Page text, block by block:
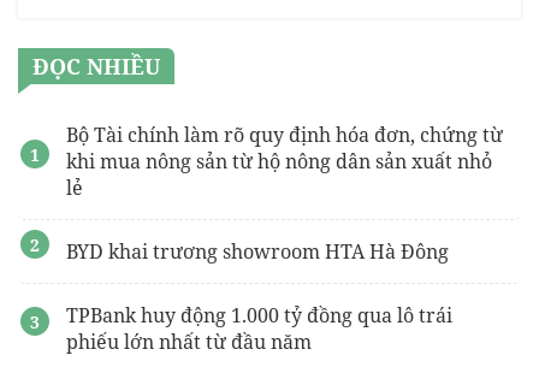
ĐỌC NHIỀU
Bộ Tài chính làm rõ quy định hóa đơn, chứng từ
khi mua nông sản từ hộ nông dân sản xuất nhỏ
lẻ
BYD khai trương showroom HTA Hà Đông
TPBank huy động 1.000 tỷ đồng qua lô trái
phiếu lớn nhất từ đầu năm